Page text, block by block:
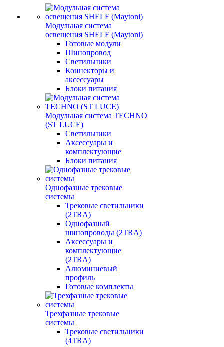
Модульная система
освещения SHELF (Maytoni)
Готовые модули
Шинопровод
Светильники
Коннекторы и
аксессуары
Блоки питания
Модульная система TECHNO
(ST LUCE)
Светильники
Аксессуары и
комплектующие
Блоки питания
Однофазные трековые
системы
Трековые светильники
(2TRA)
Однофазный
шинопроводы (2TRA)
Аксессуары и
комплектующие
(2TRA)
Алюминиевый
профиль
Готовые комплекты
Трехфазные трековые
системы
Трековые светильники
(4TRA)